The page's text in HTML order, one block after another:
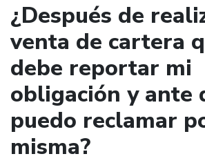
¿Después de
venta de cartera
debe reportar mi
obligación y ante
puedo reclamar
misma?